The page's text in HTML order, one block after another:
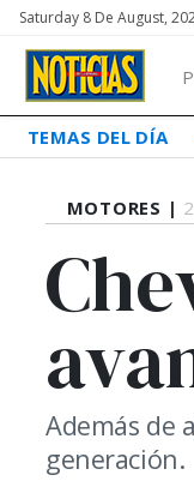
Saturday 8 De August,
TEMAS DEL DÍA
MOTORES |
Además de
generación.